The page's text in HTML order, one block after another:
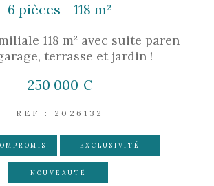
6 pièces - 118 m²
118 m² avec suite paren
terrasse et jardin !
250 000 €
REF : 2026132
EXCLUSIVITÉ
NOUVEAUTÉ